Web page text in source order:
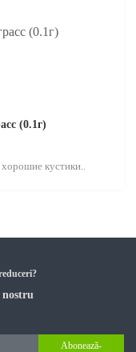
(0.1г)
кустики..
nostru
Abonează-